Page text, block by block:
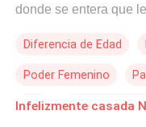
donde se entera que
grandes deudas las
enterarse de la
pero con una
Diferencia de Edad
Poder Femenino
CEO Matrimonio